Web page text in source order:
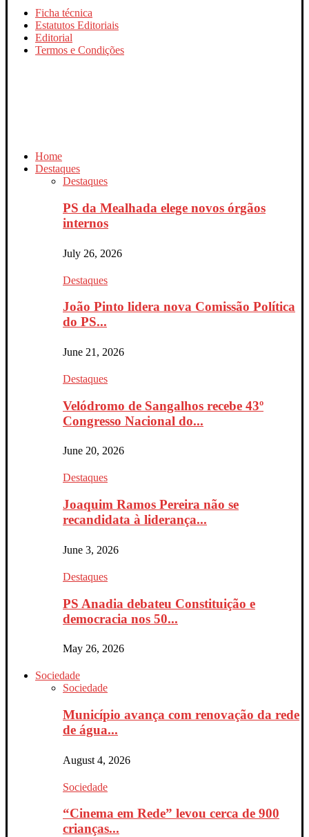
Ficha técnica
Estatutos Editoriais
Editorial
Termos e Condições
Home
Destaques
Destaques
PS da Mealhada elege novos órgãos
internos
July 26, 2026
Destaques
João Pinto lidera nova Comissão Política
do PS...
June 21, 2026
Destaques
Velódromo de Sangalhos recebe 43º
Congresso Nacional do...
June 20, 2026
Destaques
Joaquim Ramos Pereira não se
recandidata à liderança...
June 3, 2026
Destaques
PS Anadia debateu Constituição e
democracia nos 50...
May 26, 2026
Sociedade
Sociedade
Município avança com renovação da rede
de água...
August 4, 2026
Sociedade
“Cinema em Rede” levou cerca de 900
crianças...